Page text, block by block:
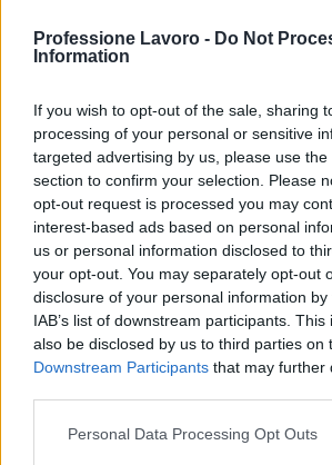
Professione Lavoro - Do Not
Information
If you wish to opt-out of the sale, sharing
processing of your personal or sensitive
targeted advertising by us, please use
section to confirm your selection. Please
opt-out request is processed you may
interest-based ads based on personal
us or personal information disclosed to
your opt-out. You may separately opt-out
disclosure of your personal information
IAB’s list of downstream participants.
also be disclosed by us to third parties on
Downstream Participants that may further
Please note that this website/app uses
Personal Data Processing Opt Outs
tavoli tecnici dedicati. L’obiettivo
ecosistema integrato che supporti
efficaci sul piano operativo.
Conclusione pratica
La sfida non è solo tecnologica: è
sociale e politica. Per trasformare
vantaggi dell’IA in opportunità
regole condivise, investimenti
una governance che salvaguardi
lavoro. I partecipanti hanno
azioni concrete nei prossimi mesi.